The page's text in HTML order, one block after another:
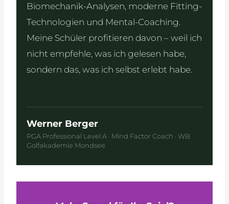
Biomechanik-Analysen, moderne Fitting-
Technologien und Mental-Coaching.
Meine Schüler profitieren davon – weil ich
nicht empfehle, was ich gelesen habe,
sondern das, was ich selbst erlebt habe.
Werner Berger
PGA Professional Level A · Mind Factor Coach · WB
Golfakademie Mondsee